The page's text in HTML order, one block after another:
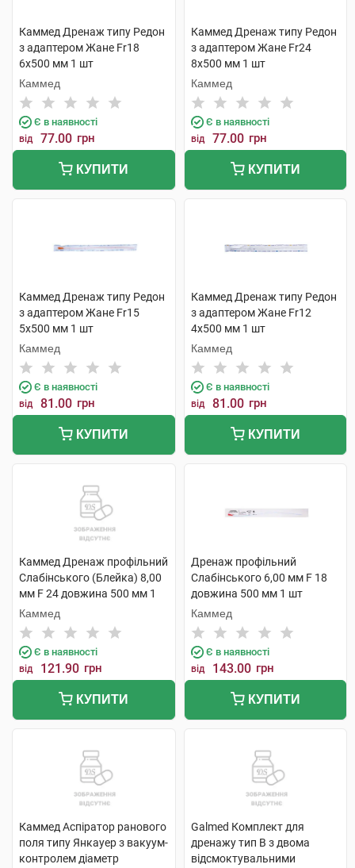
Каммед Дренаж типу Редон
з адаптером Жане Fr18
6х500 мм 1 шт
Каммед
Є в наявності
від 77.00 грн
КУПИТИ
Каммед Дренаж типу Редон
з адаптером Жане Fr24
8х500 мм 1 шт
Каммед
Є в наявності
від 77.00 грн
КУПИТИ
Каммед Дренаж типу Редон
з адаптером Жане Fr15
5х500 мм 1 шт
Каммед
Є в наявності
від 81.00 грн
КУПИТИ
Каммед Дренаж типу Редон
з адаптером Жане Fr12
4х500 мм 1 шт
Каммед
Є в наявності
від 81.00 грн
КУПИТИ
Каммед Дренаж профільний
Слабінського (Блейка) 8,00
мм F 24 довжина 500 мм 1
шт
Каммед
Є в наявності
від 121.90 грн
КУПИТИ
Дренаж профільний
Слабінського 6,00 мм F 18
довжина 500 мм 1 шт
Каммед
Є в наявності
від 143.00 грн
КУПИТИ
Каммед Аспіратор ранового
поля типу Янкауер з вакуум-
контролем діаметр
Galmed Комплект для
дренажу тип В з двома
відсмоктувальними